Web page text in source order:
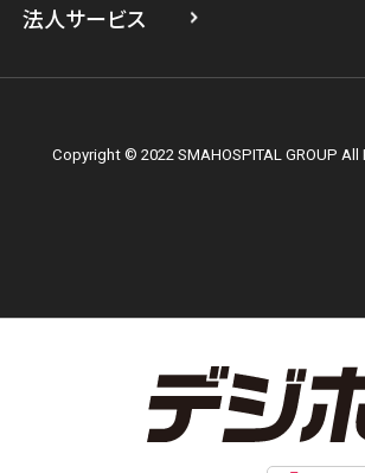
法人サービス
Copyright © 2022 SMAHOSPITAL GROUP All